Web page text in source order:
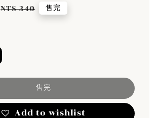
Regular
NT$ 340 售完
售完
Add to wishlist